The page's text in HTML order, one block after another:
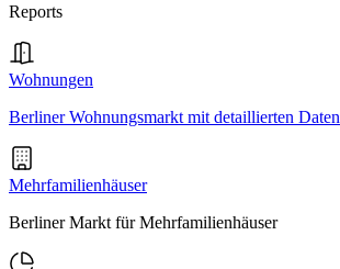
Reports
Wohnungen
Berliner Wohnungsmarkt mit detaillierten Daten
Mehrfamilienhäuser
Berliner Markt für Mehrfamilienhäuser